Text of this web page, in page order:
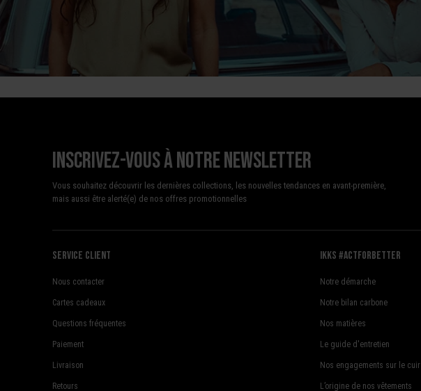
Inscrivez-vous à notre newsletter
Vous souhaitez découvrir les dernières collections, les nouvelles tendances en avant-première,
mais aussi être alerté(e) de nos offres promotionnelles
Service client
Nous contacter
Cartes cadeaux
Questions fréquentes
Paiement
Livraison
Retours
Ikks #actforbetter
Notre démarche
Notre bilan carbone
Nos matières
Le guide d'entretien
Nos engagements sur le cuir
L’origine de nos vêtements